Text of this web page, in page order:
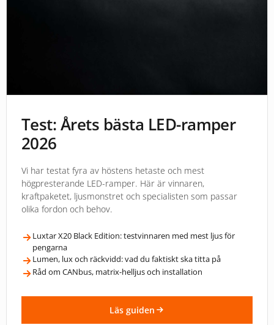
Test: Årets bästa LED-ramper
2026
Vi har testat fyra av höstens hetaste och mest
högpresterande LED-ramper. Här är vinnaren,
kraftpaketet, ljusmonstret och specialisten som passar
olika fordon och behov.
Luxtar X20 Black Edition: testvinnaren med mest ljus för
pengarna
Lumen, lux och räckvidd: vad du faktiskt ska titta på
Råd om CANbus, matrix-helljus och installation
Läs guiden